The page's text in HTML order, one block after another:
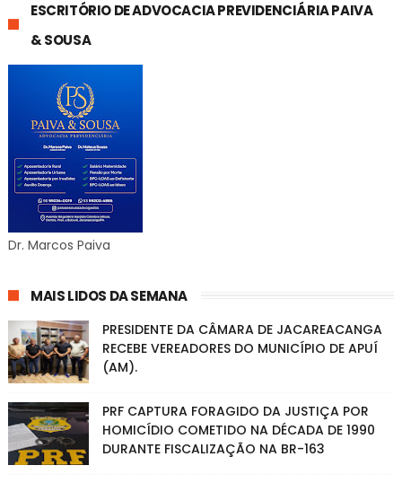
ESCRITÓRIO DE ADVOCACIA PREVIDENCIÁRIA PAIVA
& SOUSA
Dr. Marcos Paiva
MAIS LIDOS DA SEMANA
PRESIDENTE DA CÂMARA DE JACAREACANGA
RECEBE VEREADORES DO MUNICÍPIO DE APUÍ
(AM).
PRF CAPTURA FORAGIDO DA JUSTIÇA POR
HOMICÍDIO COMETIDO NA DÉCADA DE 1990
DURANTE FISCALIZAÇÃO NA BR-163